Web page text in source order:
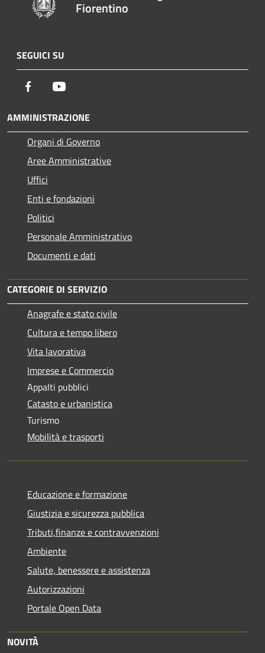
Fiorentino
SEGUICI SU
Facebook
AMMINISTRAZIONE
Organi di Governo
Aree Amministrative
Uffici
Enti e fondazioni
Politici
Personale Amministrativo
Documenti e dati
CATEGORIE DI SERVIZIO
Anagrafe e stato civile
Cultura e tempo libero
Vita lavorativa
Imprese e Commercio
Appalti pubblici
Catasto e urbanistica
Turismo
Mobilità e trasporti
Educazione e formazione
Giustizia e sicurezza pubblica
Tributi,finanze e contravvenzioni
Ambiente
Salute, benessere e assistenza
Autorizzazioni
Portale Open Data
NOVITÀ